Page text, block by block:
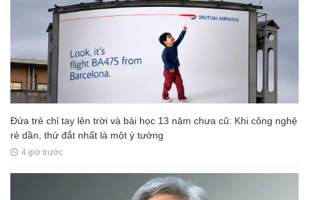
Đứa trẻ chỉ tay lên trời và bài học 13 năm chưa cũ: Khi công nghệ
rẻ dần, thứ đắt nhất là một ý tưởng
4 giờ trước